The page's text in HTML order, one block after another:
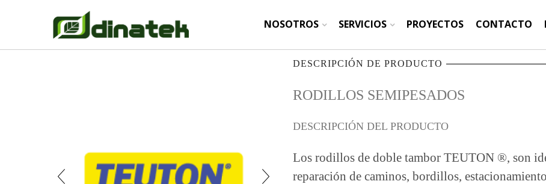
NOSOTROS SERVICIOS PROYECTOS CONTACTO
DESCRIPCIÓN DE PRODUCTO
RODILLOS SEMIPESADOS
DESCRIPCIÓN DEL PRODUCTO
Los rodillos de doble tambor TEUTON ®, son
reparación de caminos, bordillos,